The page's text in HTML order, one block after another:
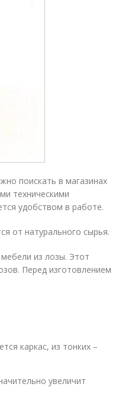
поискать в магазинах
техническими
удобством в работе.
от натурального сырья.
из лозы. Этот
Перед изготовлением
каркас, из тонких –
увеличит